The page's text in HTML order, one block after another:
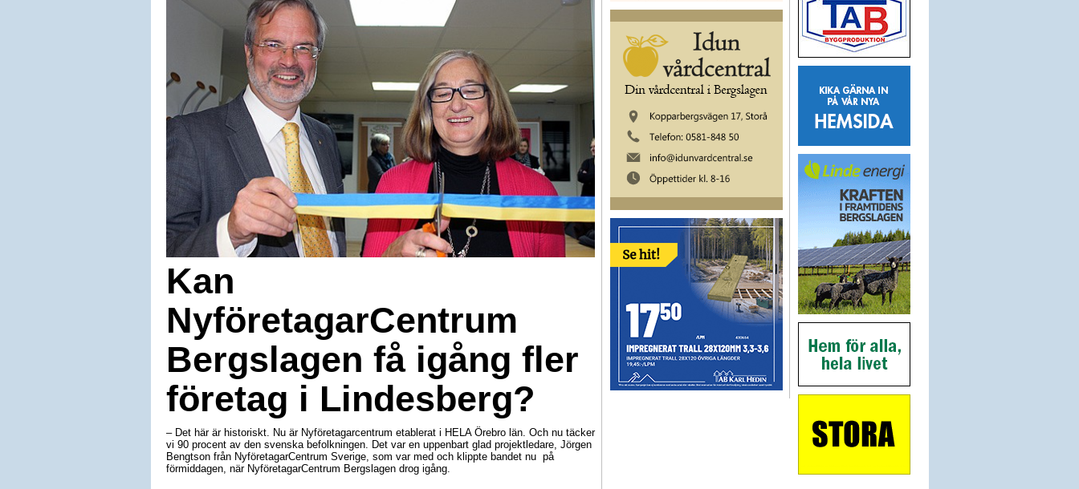
Kan
NyföretagarCentrum
Bergslagen få igång fler
företag i Lindesberg?
– Det här är historiskt. Nu är Nyföretagarcentrum etablerat i HELA Örebro län. Och nu täcker
vi 90 procent av den svenska befolkningen. Det var en uppenbart glad projektledare, Jörgen
Bengtson från NyföretagarCentrum Sverige, som var med och klippte bandet nu på
förmiddagen, när NyföretagarCentrum Bergslagen drog igång.